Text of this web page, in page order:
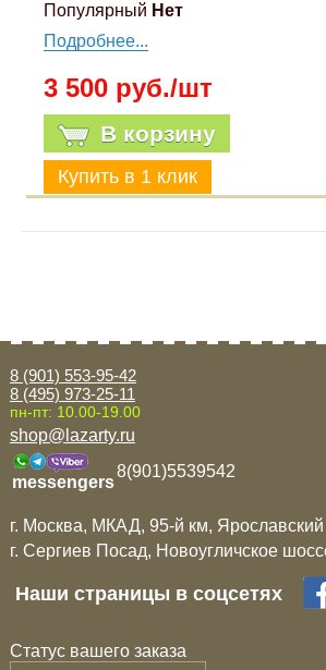
Популярный Нет
Подробнее...
3 500 руб./шт
В корзину
8 (901) 553-95-42
8 (495) 973-25-11
пн-пт: 10.00-19.00
shop@lazarty.ru
messengers
8(901)5539542
г. Москва, МКАД, 95-й км, Ярославский
г. Сергиев Посад, Новоугличское
Наши страницы в соцсетях
Статус вашего заказа
Volkswagen
УАЗ
Дополнительные товары